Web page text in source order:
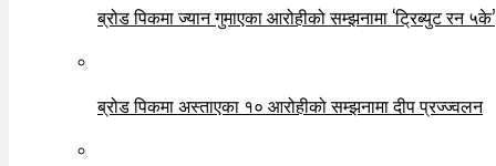
ब्रोड पिकमा ज्यान गुमाएका आरोहीको सम्झनामा ‘ट्रिब्युट रन ५के’
ब्रोड पिकमा अस्ताएका १० आरोहीको सम्झनामा दीप प्रज्ज्वलन